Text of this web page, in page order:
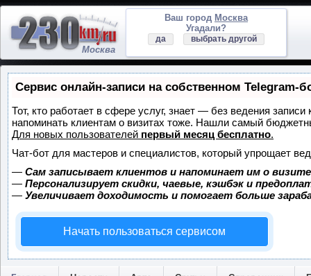
Москва
Ваш город Москва
Угадали?
да выбрать другой
Сервис онлайн-записи на собственном Telegram-
Тот, кто работает в сфере услуг, знает — без ведения
напоминать клиентам о визитах тоже. Нашли самый
Для новых пользователей первый месяц бесплатно.
Чат-бот для мастеров и специалистов, который упрощает
— Сам записывает клиентов и напоминает им о
— Персонализирует скидки, чаевые, кэшбэк и
— Увеличивает доходимость и помогает больше
Начать пользоваться сервисом